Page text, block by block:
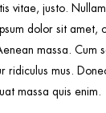
vitae, justo.
dolor sit
massa. Cum
ridiculus mus.
massa quis enim.